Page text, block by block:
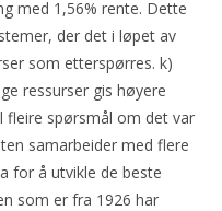
med 1,56% rente. Dette
der det i løpet av
som etterspørres. k)
ressurser gis høyere
fleire spørsmål om det var
samarbeider med flere
for å utvikle de beste
som er fra 1926 har